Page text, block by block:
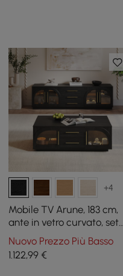
+4
Mobile TV Arune, 183 cm,
ante in vetro curvato, set
tavolino da caffè con
contenitore e LED
Nuovo Prezzo Più Basso
1.122,99 €